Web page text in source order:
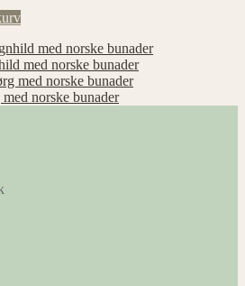
med norske bunader
norske bunader